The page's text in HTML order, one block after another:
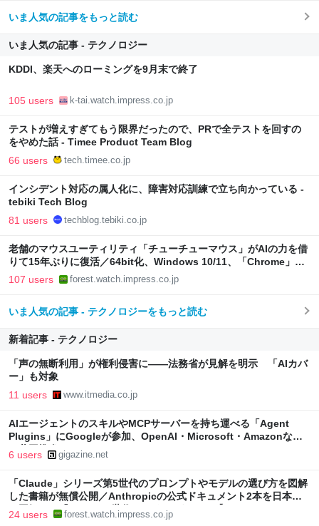
いま人気の記事をもっと読む
いま人気の記事 - テクノロジー
KDDI、楽天へのローミングを9月末で終了
105 users k-tai.watch.impress.co.jp
テストが増えすぎてもう限界だったので、PRで全テストを回すの
をやめた話 - Timee Product Team Blog
66 users tech.timee.co.jp
インシデント対応の属人化に、障害対応訓練で立ち向かっている -
tebiki Tech Blog
81 users techblog.tebiki.co.jp
老舗のマウスユーティリティ「チューチューマウス」がAIの力を借
りて15年ぶりに復活／64bit化、Windows 10/11、「Chrome」も
走り回る。復活記念で2026年末まで500円
107 users forest.watch.impress.co.jp
いま人気の記事 - テクノロジーをもっと読む
新着記事 - テクノロジー
「声の無断利用」が権利侵害に――法務省が見解を明示 「AIカバ
ー」も対象
11 users www.itmedia.co.jp
AIエージェントのスキルやMCPサーバーを持ち運べる「Agent
Plugins」にGoogleが参加、OpenAI・Microsoft・Amazonなど
と共同推進
6 users gigazine.net
「Claude」シリーズ第5世代のプロンプトやモデルの選び方を図解
した書籍が無償公開／Anthropicの公式ドキュメント2本を日本語
で図解した『Claude 5世代 マスターガイド』【Book Watch/ニュ
24 users forest.watch.impress.co.jp